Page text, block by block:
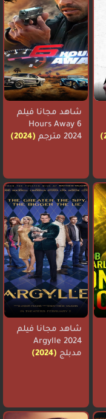
شاهد مجانا فيلم
6 Hours Away
2024 مترجم
(2024)
شاهد مجانا فيلم
Argylle 2024
مدبلج (2024)